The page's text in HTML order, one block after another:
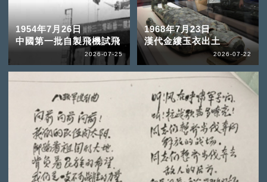
1954年7月26日
中國第一批自製飛機試飛
2026-07-25
1968年7月23日
漢代金縷玉衣出土
2026-07-22